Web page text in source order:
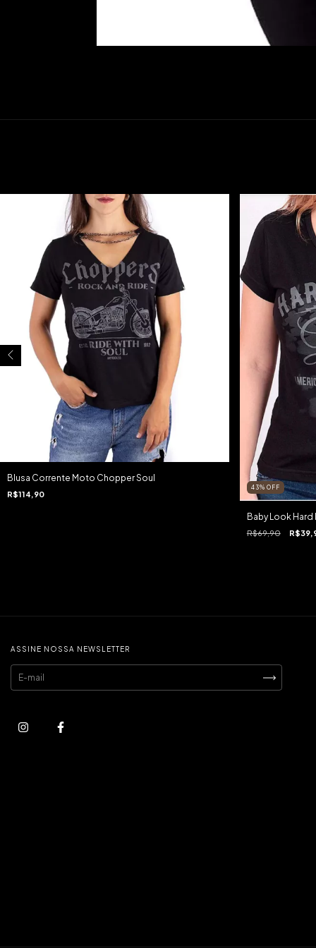
Blusa Corrente Moto Chopper Soul
R$114,90
43% OFF
Baby Look Hard
R$69,90
ASSINE NOSSA NEWSLETTER